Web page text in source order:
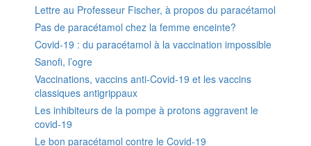
Lettre au Professeur Fischer, à propos du paracétamol
Pas de paracétamol chez la femme enceinte?
Covid-19 : du paracétamol à la vaccination impossible
Sanofi, l’ogre
Vaccinations, vaccins anti-Covid-19 et les vaccins
classiques antigrippaux
Les inhibiteurs de la pompe à protons aggravent le
covid-19
Le bon paracétamol contre le Covid-19